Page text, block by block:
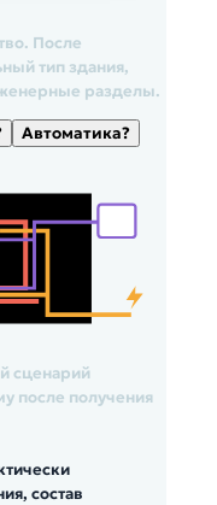
После
тип здания,
разделы.
Автоматика?
сценарий
после получения
состав